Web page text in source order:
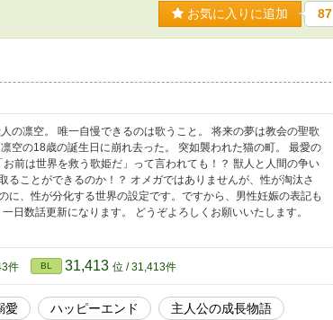
お気に入りに追加 87
の凛空。 唯一自慢できるのは歌うこと。 将来の夢は教会の聖歌
空の18歳の誕生日に崩れ去った。 突如襲われた猫の町。 最愛の
前は世界を救う歌姫だ」って言われても！？ 獣人と人間の争い
ることができるのか！？ オメガではありませんが、性が淘汰さ
に、性が分化する世界の設定です。ですから、男性妊娠の表記も
日数話更新になります。 どうぞよろしくお願いいたします。
件 BL 31,413 位 / 31,413件
愛 ハッピーエンド
主人公の成長物語